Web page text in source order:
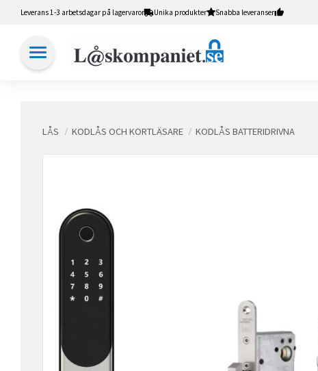
Leverans 1-3 arbetsdagar på lagervaror Unika produkter Snabba leveranser
LÅS KODLÅS OCH KORTLÄSARE KODLÅS BATTERIDRIVNA